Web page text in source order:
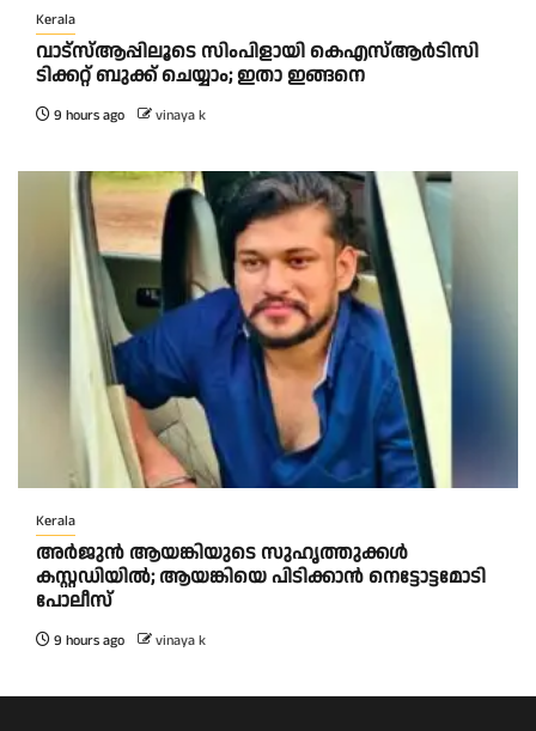
Kerala
വാട്‌സ്ആപ്പിലൂടെ സിംപിളായി കെഎസ്ആര്‍ടിസി
ടിക്കറ്റ് ബുക്ക് ചെയ്യാം; ഇതാ ഇങ്ങനെ
9 hours ago vinaya k
Kerala
അർജുൻ ആയങ്കിയുടെ സുഹൃത്തുക്കൾ
കസ്റ്റഡിയിൽ; ആയങ്കിയെ പിടിക്കാൻ നെട്ടോട്ടമോടി
പോലീസ്
9 hours ago vinaya k